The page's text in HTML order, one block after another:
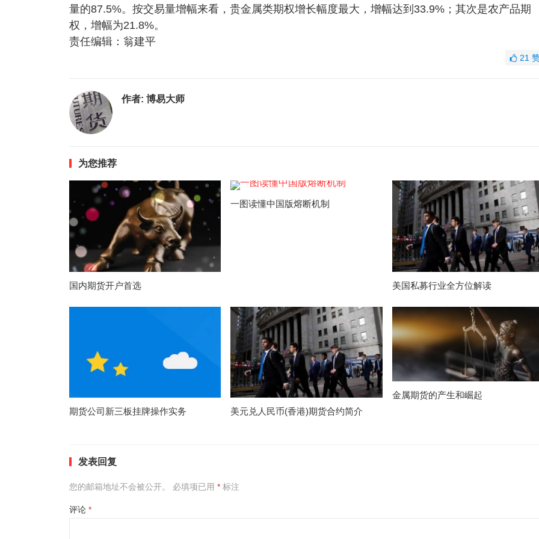
量的87.5%。按交易量增幅来看，贵金属类期权增长幅度最大，增幅达到33.9%；其次是农产品期
权，增幅为21.8%。
责任编辑：翁建平
21
作者: 博易大师
为您推荐
国内期货开户首选
一图读懂中国版熔断机制
美国私募行业全方位解读
期货公司新三板挂牌操作实务 美元兑人民币(香港)期货合约简介
金属期货的产生和崛起
发表回复
您的邮箱地址不会被公开。 必填项已用 *标注
评论 *